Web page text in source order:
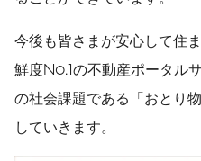
今後も皆さまが安心して住
鮮度No.1の不動産ポータル
の社会課題である「おとり
していきます。